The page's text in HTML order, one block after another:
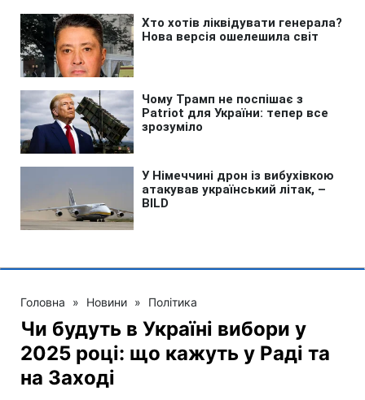
Головна » Новини » Політика
Чи будуть в Україні вибори у
2025 році: що кажуть у Раді та
на Заході